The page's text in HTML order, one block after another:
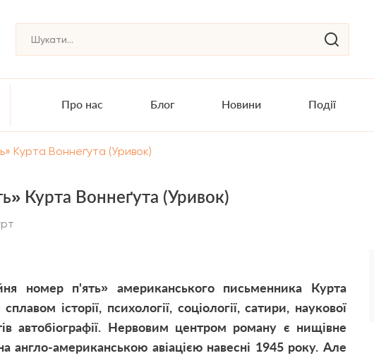
Про нас Блог Новини Події
Курта Воннеґута (Уривок)
Курта Воннеґута (Уривок)
номер п'ять» американського письменника Курта
історії, психології, соціології, сатири, наукової
автобіографії. Нервовим центром роману є нищівне
англо-американською авіацією навесні 1945 року. Але